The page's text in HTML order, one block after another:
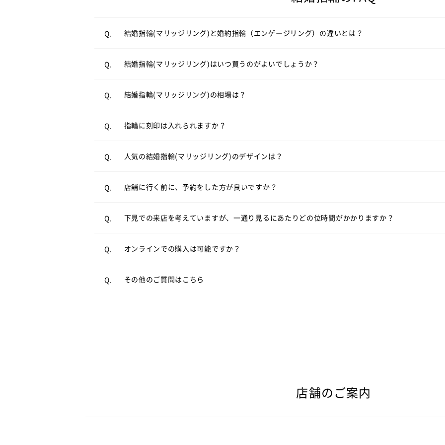
Q. 結婚指輪(マリッジリング)と婚約指輪（エンゲージリング）の違いとは？
輪が主流です。一方、毎日身につけるのが結婚指輪（マリッジリング）。シンプルで飽きのこな
Q. 結婚指輪(マリッジリング)はいつ買うのがよいでしょうか？
近はご入籍が先の方も多く、その場合はご入籍の3ヶ月前にはご準備されると安心です。
Q. 結婚指輪(マリッジリング)の相場は？
案させていただきます。
Q. 指輪に刻印は入れられますか？
A. リングの内側にお好きなアルファベット・数字などを刻印できます。（無料）
Q. 人気の結婚指輪(マリッジリング)のデザインは？
ンが人気です。
Q. 店舗に行く前に、予約をした方が良いですか？
とお待たせすることなくスムーズにご案内させて頂きます。
Q. 下見での来店を考えていますが、一通り見るにあたりどの位時間がかかりますか？
Q. オンラインでの購入は可能ですか？
電話でのご相談も承っております。
Q. その他のご質問はこちら
A. よくあるご質問をご覧ください。
店舗のご案内